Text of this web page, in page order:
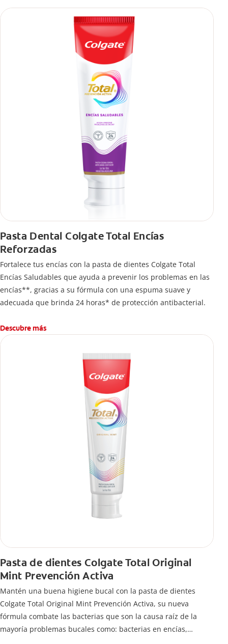
Pasta Dental Colgate Total Encías
Reforzadas
Fortalece tus encías con la pasta de dientes Colgate Total
Encías Saludables que ayuda a prevenir los problemas en las
encías**, gracias a su fórmula con una espuma suave y
adecuada que brinda 24 horas* de protección antibacterial.
Descubre más
Pasta de dientes Colgate Total Original
Mint Prevención Activa
Mantén una buena higiene bucal con la pasta de dientes
Colgate Total Original Mint Prevención Activa, su nueva
fórmula combate las bacterias que son la causa raíz de la
mayoría problemas bucales como: bacterias en encías,